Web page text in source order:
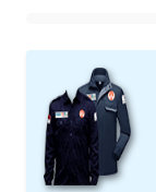
WAHANA
DESA
WISATA